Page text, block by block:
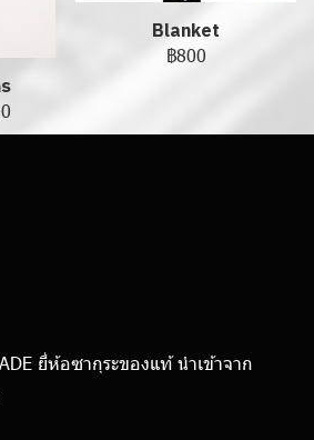
Blanket
฿800
ยี่ห้อซากุระของแท้ นำเข้าจาก